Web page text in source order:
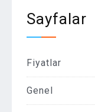
Sayfalar
Fiyatlar
Genel